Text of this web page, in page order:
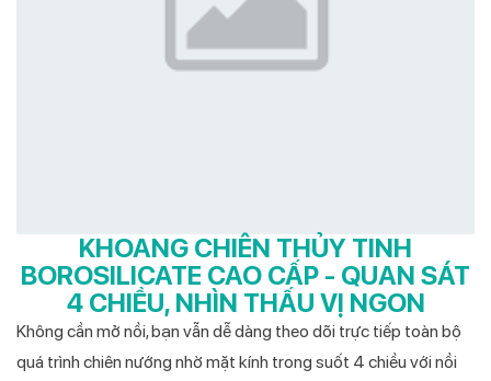
KHOANG CHIÊN THỦY TINH
BOROSILICATE CAO CẤP - QUAN SÁT
4 CHIỀU, NHÌN THẤU VỊ NGON
Không cần mở nồi, bạn vẫn dễ dàng theo dõi trực tiếp toàn bộ
quá trình chiên nướng nhờ mặt kính trong suốt 4 chiều với nồi